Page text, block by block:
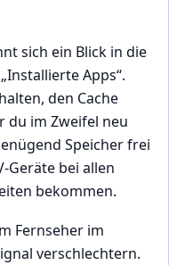
sich ein Blick in die
Apps“.
den Cache
du im Zweifel neu
Speicher frei
Geräte bei allen
bekommen.
Fernseher im
verschlechtern.